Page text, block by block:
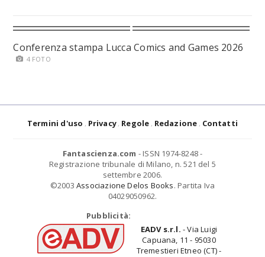
Conferenza stampa Lucca Comics and Games 2026
4 FOTO
Termini d'uso Privacy Regole Redazione Contatti
Fantascienza.com - ISSN 1974-8248 -
Registrazione tribunale di Milano, n. 521 del 5
settembre 2006.
©2003 Associazione Delos Books. Partita Iva
04029050962.
Pubblicità:
EADV s.r.l. - Via Luigi
Capuana, 11 - 95030
Tremestieri Etneo (CT) -